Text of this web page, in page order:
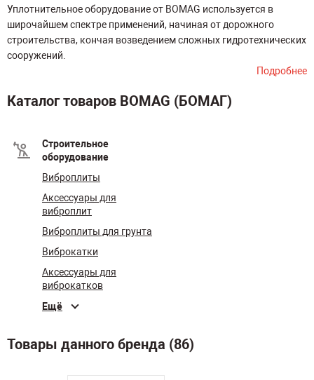
Уплотнительное оборудование от BOMAG используется в
широчайшем спектре применений, начиная от дорожного
строительства, кончая возведением сложных гидротехнических
сооружений.
Подробнее
Каталог товаров BOMAG (БОМАГ)
Строительное
оборудование
Виброплиты
Аксессуары для
виброплит
Виброплиты для грунта
Виброкатки
Аксессуары для
виброкатков
Ещё
Товары данного бренда (86)